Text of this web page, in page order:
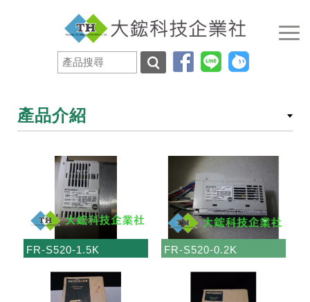
產品介紹
FR-S520-1.5K FR-S520-0.2K